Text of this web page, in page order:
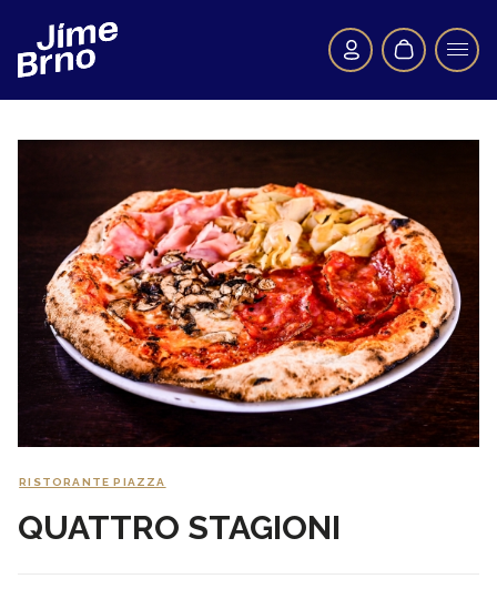
RISTORANTE PIAZZA
QUATTRO STAGIONI